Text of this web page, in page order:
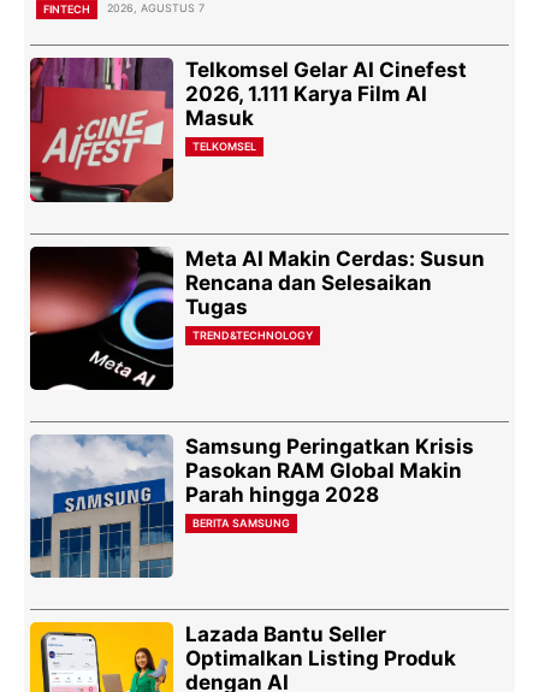
FINTECH 2026, AGUSTUS 7
Telkomsel Gelar AI Cinefest
2026, 1.111 Karya Film AI
Masuk
TELKOMSEL
Meta AI Makin Cerdas: Susun
Rencana dan Selesaikan
Tugas
TREND&TECHNOLOGY
Samsung Peringatkan Krisis
Pasokan RAM Global Makin
Parah hingga 2028
BERITA SAMSUNG
Lazada Bantu Seller
Optimalkan Listing Produk
dengan AI